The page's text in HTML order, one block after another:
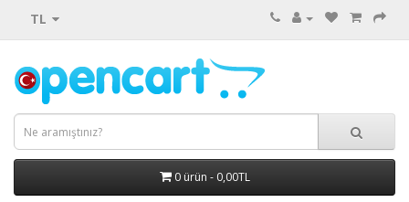
TL
0 ürün - 0,00TL